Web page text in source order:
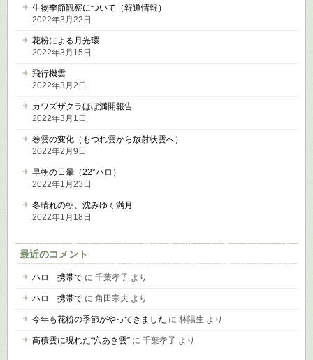
生物季節観察について（報道情報）
2022年3月22日
花粉による月光環
2022年3月15日
飛行機雲
2022年3月2日
カワズザクラほぼ満開報告
2022年3月1日
巻雲の変化（もつれ雲から放射状雲へ）
2022年2月9日
早朝の日暈（22°ハロ）
2022年1月23日
冬晴れの朝、沈みゆく満月
2022年1月18日
最近のコメント
ハロ 携帯で に 千葉孝子 より
ハロ 携帯で に 角田宗夫 より
今年も花粉の季節がやってきました に 林陽生 より
高積雲に現れた“穴あき雲” に 千葉孝子 より